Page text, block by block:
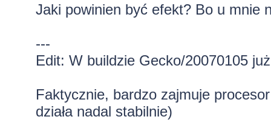
Jaki powinien być efekt? Bo u mnie
---
Edit: W buildzie Gecko/20070105
Faktycznie, bardzo zajmuje
działa nadal stabilnie)